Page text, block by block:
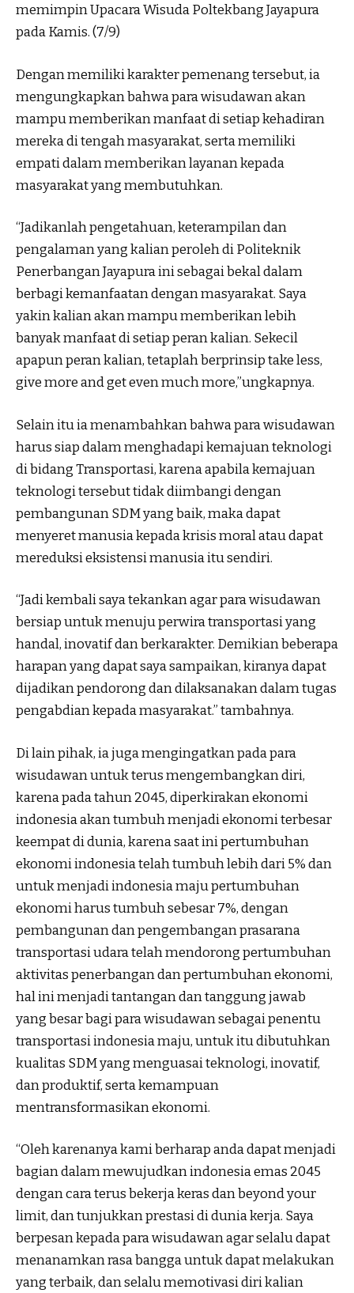
memimpin Upacara Wisuda Poltekbang Jayapura
pada Kamis. (7/9)
Dengan memiliki karakter pemenang tersebut, ia
mengungkapkan bahwa para wisudawan akan
mampu memberikan manfaat di setiap kehadiran
mereka di tengah masyarakat, serta memiliki
empati dalam memberikan layanan kepada
masyarakat yang membutuhkan.
“Jadikanlah pengetahuan, keterampilan dan
pengalaman yang kalian peroleh di Politeknik
Penerbangan Jayapura ini sebagai bekal dalam
berbagi kemanfaatan dengan masyarakat. Saya
yakin kalian akan mampu memberikan lebih
banyak manfaat di setiap peran kalian. Sekecil
apapun peran kalian, tetaplah berprinsip take less,
give more and get even much more,”ungkapnya.
Selain itu ia menambahkan bahwa para wisudawan
harus siap dalam menghadapi kemajuan teknologi
di bidang Transportasi, karena apabila kemajuan
teknologi tersebut tidak diimbangi dengan
pembangunan SDM yang baik, maka dapat
menyeret manusia kepada krisis moral atau dapat
mereduksi eksistensi manusia itu sendiri.
“Jadi kembali saya tekankan agar para wisudawan
bersiap untuk menuju perwira transportasi yang
handal, inovatif dan berkarakter. Demikian beberapa
harapan yang dapat saya sampaikan, kiranya dapat
dijadikan pendorong dan dilaksanakan dalam tugas
pengabdian kepada masyarakat.” tambahnya.
Di lain pihak, ia juga mengingatkan pada para
wisudawan untuk terus mengembangkan diri,
karena pada tahun 2045, diperkirakan ekonomi
indonesia akan tumbuh menjadi ekonomi terbesar
keempat di dunia, karena saat ini pertumbuhan
ekonomi indonesia telah tumbuh lebih dari 5% dan
untuk menjadi indonesia maju pertumbuhan
ekonomi harus tumbuh sebesar 7%, dengan
pembangunan dan pengembangan prasarana
transportasi udara telah mendorong pertumbuhan
aktivitas penerbangan dan pertumbuhan ekonomi,
hal ini menjadi tantangan dan tanggung jawab
yang besar bagi para wisudawan sebagai penentu
transportasi indonesia maju, untuk itu dibutuhkan
kualitas SDM yang menguasai teknologi, inovatif,
dan produktif, serta kemampuan
mentransformasikan ekonomi.
“Oleh karenanya kami berharap anda dapat menjadi
bagian dalam mewujudkan indonesia emas 2045
dengan cara terus bekerja keras dan beyond your
limit, dan tunjukkan prestasi di dunia kerja. Saya
berpesan kepada para wisudawan agar selalu dapat
menanamkan rasa bangga untuk dapat melakukan
yang terbaik, dan selalu memotivasi diri kalian